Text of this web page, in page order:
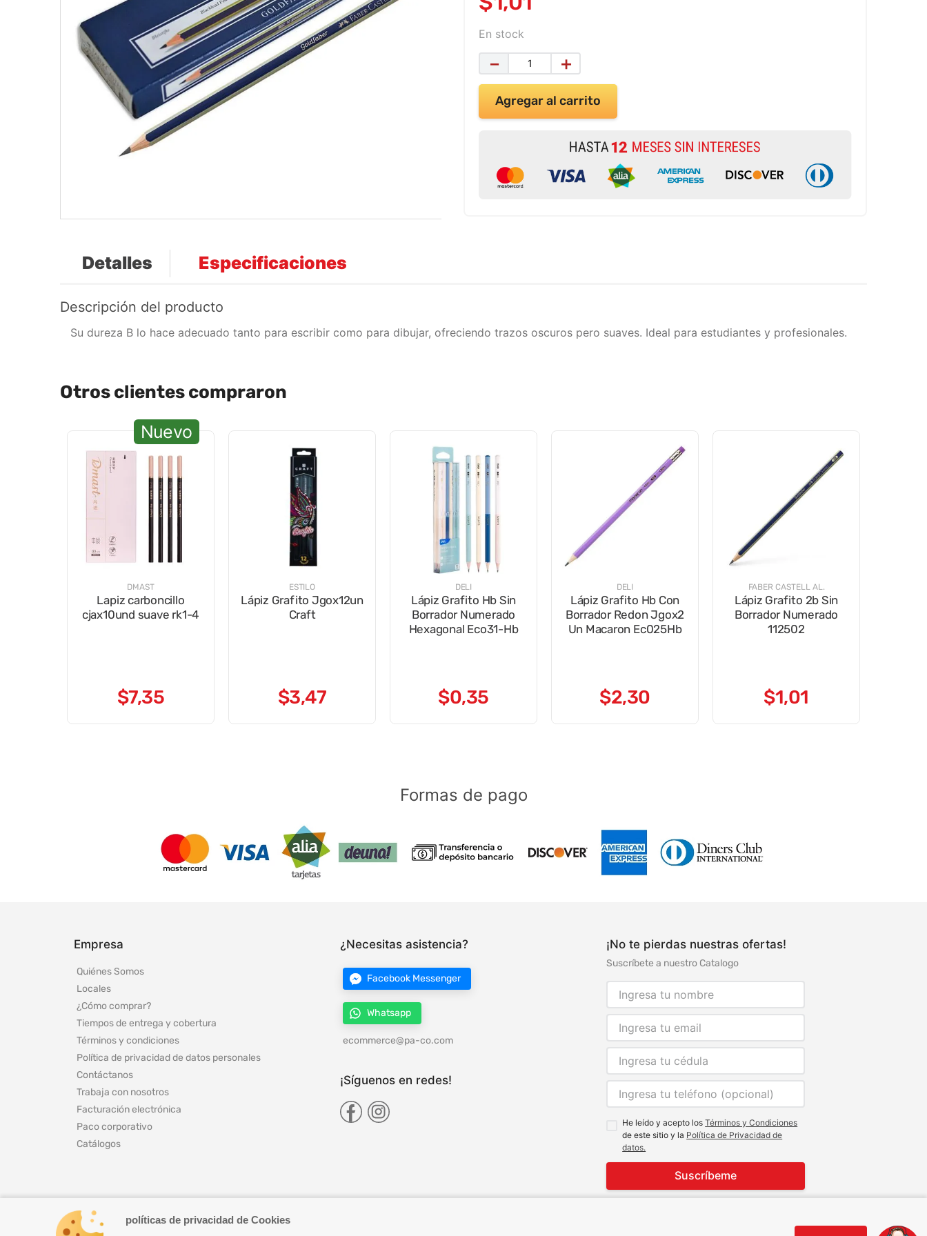
políticas de privacidad de Cookies
En stock
＋
－
Agregar al carrito
Detalles Especificaciones
Descripción del producto
Su dureza B lo hace adecuado tanto para escribir como para dibujar, ofreciendo trazos oscuros pero suaves. Ideal para estudiantes y profesionales.
Otros clientes compraron
Nuevo
DMAST
Lapiz carboncillo
cjax10und suave rk1-4
$7,35
ESTILO
Lápiz Grafito Jgox12un
Craft
$3,47
DELI
Lápiz Grafito Hb Sin
Borrador Numerado
Hexagonal Eco31-Hb
$0,35
DELI
Lápiz Grafito Hb Con
Borrador Redon Jgox2
Un Macaron Ec025Hb
$2,30
FABER CASTELL AL.
Lápiz Grafito 2b Sin
Borrador Numerado
112502
$1,01
Formas de pago
Empresa
Quiénes Somos
Locales
¿Cómo comprar?
Tiempos de entrega y cobertura
Términos y condiciones
Política de privacidad de datos personales
Contáctanos
Trabaja con nosotros
Facturación electrónica
Paco corporativo
Catálogos
¿Necesitas asistencia?
Facebook Messenger
Whatsapp
ecommerce@pa-co.com
¡Síguenos en redes!
¡No te pierdas nuestras ofertas!
Suscríbete a nuestro Catalogo
He leído y acepto losTérminos y Condiciones
de este sitio y la Política de Privacidad de
datos.
Suscríbeme